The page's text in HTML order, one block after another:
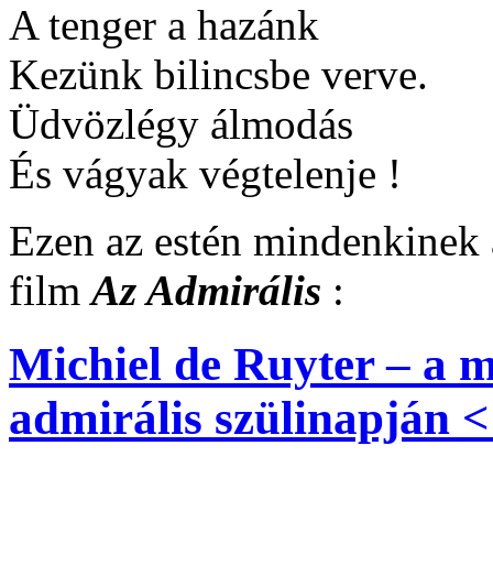
A tenger a hazánk
Kezünk bilincsbe verve.
Üdvözlégy álmodás
És vágyak végtelenje !
Ezen az estén
filmAz Admirális :
Michiel de Ruyter – a
admirális szülinapján